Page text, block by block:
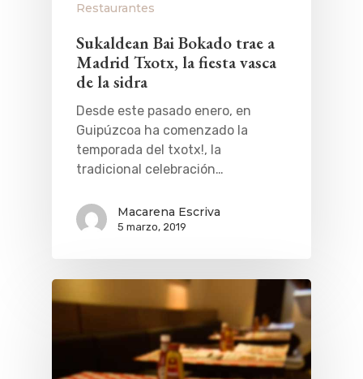
Restaurantes
Sukaldean Bai Bokado trae a
Madrid Txotx, la fiesta vasca
de la sidra
Desde este pasado enero, en
Guipúzcoa ha comenzado la
temporada del txotx!, la
tradicional celebración…
Macarena Escriva
5 marzo, 2019